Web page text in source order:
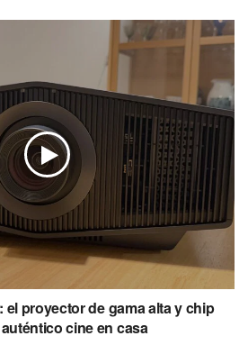
el proyector de gama alta y chip
cine en casa